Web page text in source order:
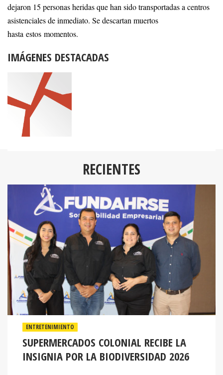
dejaron 15 personas heridas que han sido transportadas a centros
asistenciales de inmediato. Se descartan muertos
hasta estos momentos.
IMÁGENES DESTACADAS
RECIENTES
ENTRETENIMIENTO
SUPERMERCADOS COLONIAL RECIBE LA
INSIGNIA POR LA BIODIVERSIDAD 2026